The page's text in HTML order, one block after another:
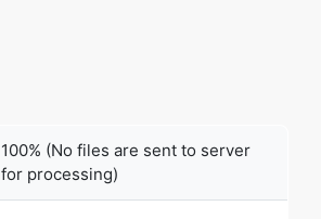
100% (No files are sent to server
for processing)